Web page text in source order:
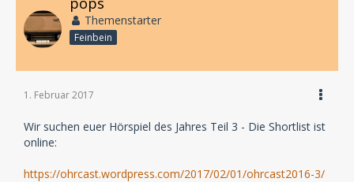
Themenstarter
Feinbein
1. Februar 2017
Wir suchen euer Hörspiel des Jahres Teil 3 - Die Shortlist ist
online:
https://ohrcast.wordpress.com/2017/02/01/ohrcast2016-3/